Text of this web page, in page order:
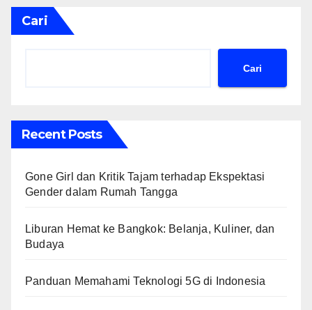
Cari
Cari
Recent Posts
Gone Girl dan Kritik Tajam terhadap Ekspektasi
Gender dalam Rumah Tangga
Liburan Hemat ke Bangkok: Belanja, Kuliner, dan
Budaya
Panduan Memahami Teknologi 5G di Indonesia